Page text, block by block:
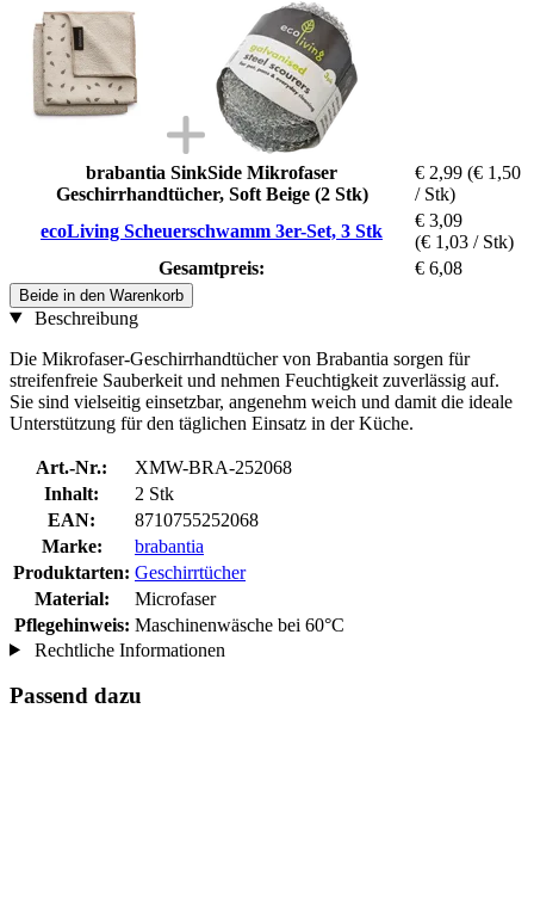
brabantia SinkSide Mikrofaser
Geschirrhandtücher, Soft Beige (2 Stk)
€ 2,99 (€ 1,50
/ Stk)
ecoLiving Scheuerschwamm 3er-Set, 3 Stk
€ 3,09
(€ 1,03 / Stk)
Gesamtpreis:
€ 6,08
Beide in den Warenkorb
Beschreibung
Die Mikrofaser-Geschirrhandtücher von Brabantia sorgen für
streifenfreie Sauberkeit und nehmen Feuchtigkeit zuverlässig auf.
Sie sind vielseitig einsetzbar, angenehm weich und damit die ideale
Unterstützung für den täglichen Einsatz in der Küche.
Art.-Nr.:
XMW-BRA-252068
Inhalt:
2 Stk
EAN:
8710755252068
Marke:
brabantia
Produktarten: Geschirrtücher
Material:
Microfaser
Pflegehinweis: Maschinenwäsche bei 60°C
Rechtliche Informationen
Passend dazu